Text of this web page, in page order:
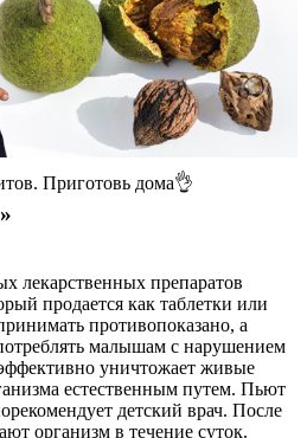
Приготовь дома👌
лекарственных препаратов
продается как таблетки или
противопоказано, а
малышам с нарушением
уничтожает живые
естественным путем. Пьют
детский врач. После
организм в течение суток.